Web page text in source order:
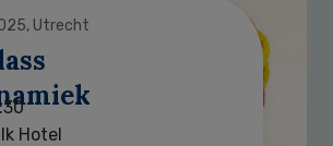
Utrecht
Hotel